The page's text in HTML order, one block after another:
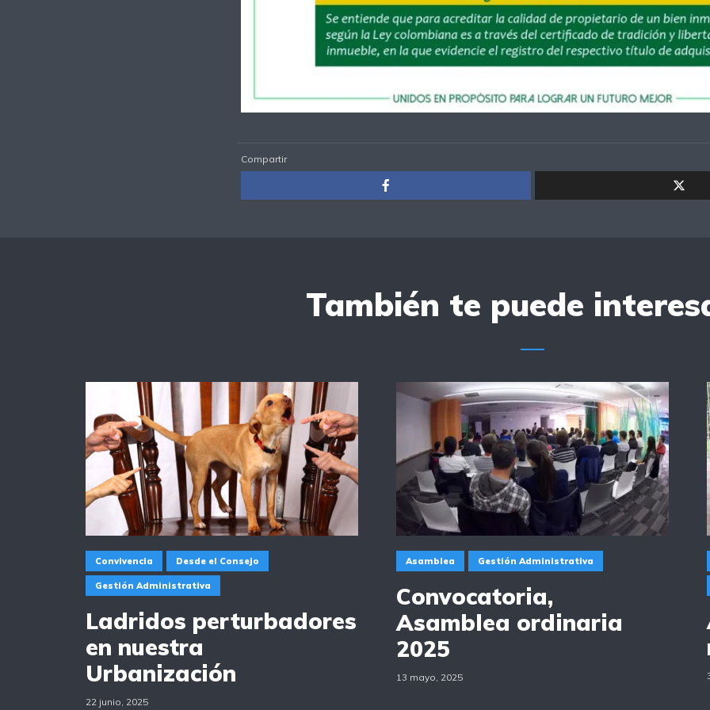
Compartir
También te puede
Convivencia Desde el Consejo
Gestión Administrativa
Ladridos perturbadores
en nuestra
Urbanización
22 junio, 2025
Asamblea Gestión Administrativa
Convocatoria,
Asamblea ordinaria
2025
13 mayo, 2025